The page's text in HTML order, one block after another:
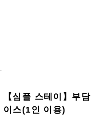
【심플 스테이】부
이스(1인 이용)